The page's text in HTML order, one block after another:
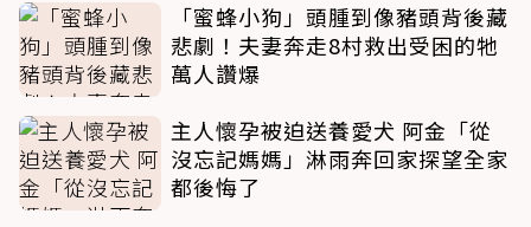
「蜜蜂小狗」頭腫到像豬頭背後藏
悲劇！夫妻奔走8村救出受困的牠
萬人讚爆
主人懷孕被迫送養愛犬 阿金「從
沒忘記媽媽」淋雨奔回家探望全家
都後悔了